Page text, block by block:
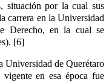
situación por la cual sus
carrera en la Universidad
Derecho, en la cual se
[6]
Universidad de Querétaro
en esa época fue